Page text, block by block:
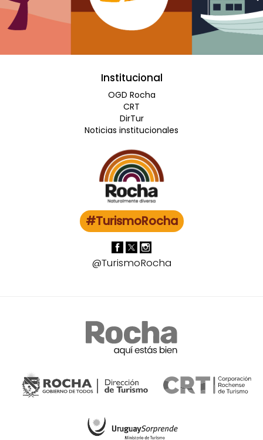
Institucional
OGD Rocha
CRT
DirTur
Noticias institucionales
#TurismoRocha
@TurismoRocha